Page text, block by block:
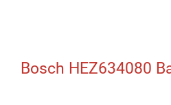
Bosch HEZ634080